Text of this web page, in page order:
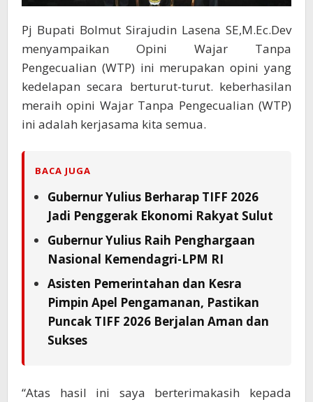
Pj Bupati Bolmut Sirajudin Lasena SE,M.Ec.Dev
menyampaikan Opini Wajar Tanpa
Pengecualian (WTP) ini merupakan opini yang
kedelapan secara berturut-turut. keberhasilan
meraih opini Wajar Tanpa Pengecualian (WTP)
ini adalah kerjasama kita semua.
BACA JUGA
Gubernur Yulius Berharap TIFF 2026
Jadi Penggerak Ekonomi Rakyat Sulut
Gubernur Yulius Raih Penghargaan
Nasional Kemendagri-LPM RI
Asisten Pemerintahan dan Kesra
Pimpin Apel Pengamanan, Pastikan
Puncak TIFF 2026 Berjalan Aman dan
Sukses
“Atas hasil ini saya berterimakasih kepada